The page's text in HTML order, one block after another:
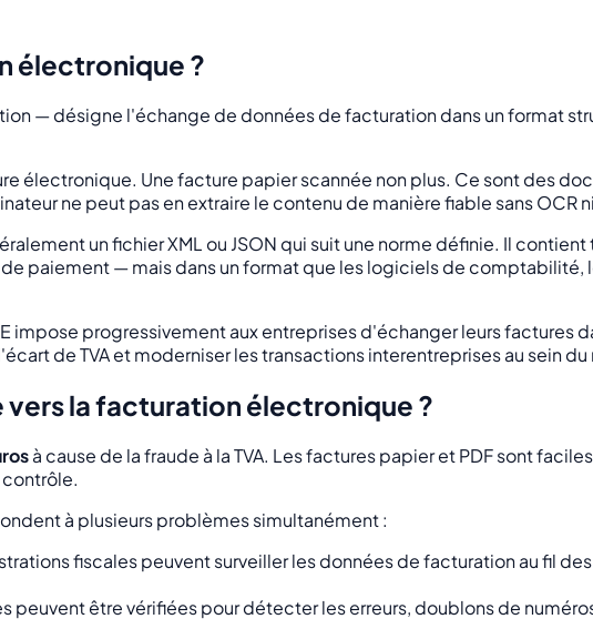
électronique ?
— désigne l'échange de données de facturation dans un format
électronique. Une facture papier scannée non plus. Ce sont des
ne peut pas en extraire le contenu de manière fiable sans OCR
un fichier XML ou JSON qui suit une norme définie. Il
paiement — mais dans un format que les logiciels de
progressivement aux entreprises d'échanger leurs factures
de TVA et moderniser les transactions interentreprises au sein du
la facturation électronique ?
à cause de la fraude à la TVA. Les factures papier et PDF sont
à plusieurs problèmes simultanément :
fiscales peuvent surveiller les données de facturation au fil
peuvent être vérifiées pour détecter les erreurs, doublons de